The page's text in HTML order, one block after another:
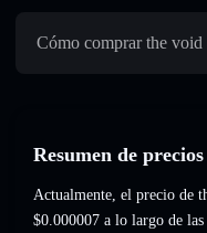
Cómo comprar the
Resumen de
Actualmente, el precio de
$0.000007 a lo largo de